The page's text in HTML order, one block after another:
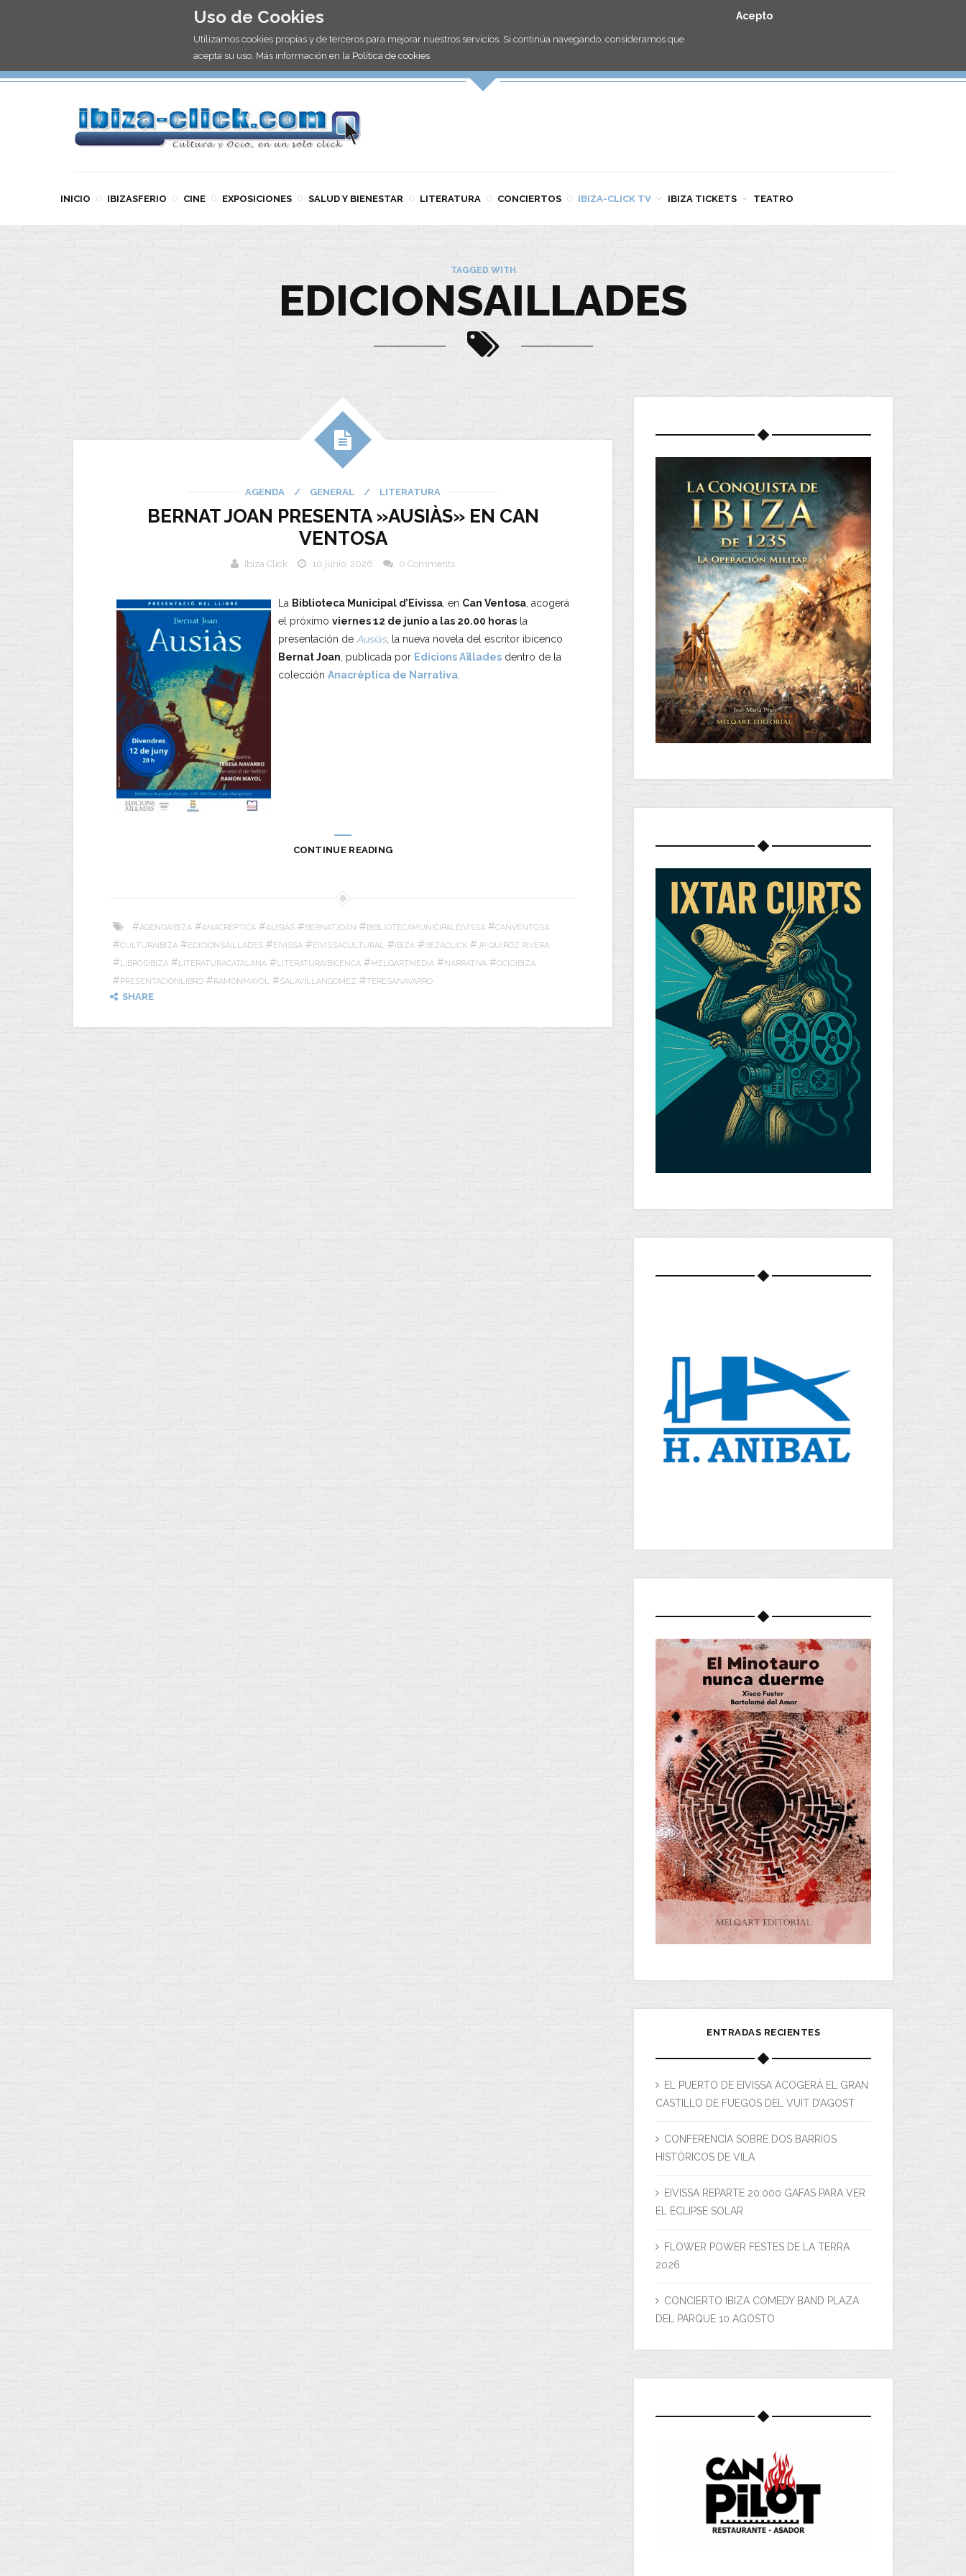
Uso de Cookies
Utilizamos cookies propias y de terceros para mejorar nuestros servicios. Si continúa navegando, consideramos que
acepta su uso. Más información en la Política de cookies
Acepto
INICIO IBIZASFERIO CINE EXPOSICIONES SALUD Y BIENESTAR LITERATURA CONCIERTOS IBIZA-CLICK TV IBIZA TICKETS TEATRO
TAGGED WITH
EDICIONSAILLADES
AGENDA / GENERAL / LITERATURA
BERNAT JOAN PRESENTA »AUSIÀS» EN CAN
VENTOSA
Ibiza Click 10 junio, 2026 0 Comments
La Biblioteca Municipal d’Eivissa , en Can Ventosa , acogerá
el próximo viernes 12 de junio a las 20.00 horas la
presentación de Ausiàs, la nueva novela del escritor ibicenco
Bernat Joan , publicada por Edicions Aïllades dentro de la
colección Anacrèptica de Narrativa
CONTINUE READING
#AGENDAIBIZA #ANACRÈPTICA #AUSIÀS #BERNATJOAN #BIBLIOTECAMUNICIPALEIVISSA #CANVENTOSA
#CULTURAIBIZA #EDICIONSAILLADES #EIVISSA #EIVISSACULTURAL #IBIZA #IBIZACLICK #JP QUIROZ RIVERA
#LIBROSIBIZA #LITERATURACATALANA #LITERATURAIBICENCA #MELQARTMEDIA #NARRATIVA #OCIOIBIZA
#PRESENTACIONLIBRO #RAMONMAYOL #SALAVILLANGOMEZ #TERESANAVARRO
SHARE
ENTRADAS RECIENTES
EL PUERTO DE EIVISSA ACOGERÁ EL GRAN
CASTILLO DE FUEGOS DEL VUIT D’AGOST
CONFERENCIA SOBRE DOS BARRIOS
HISTÓRICOS DE VILA
EIVISSA REPARTE 20.000 GAFAS PARA VER
EL ECLIPSE SOLAR
FLOWER POWER FESTES DE LA TERRA
2026
CONCIERTO IBIZA COMEDY BAND PLAZA
DEL PARQUE 10 AGOSTO